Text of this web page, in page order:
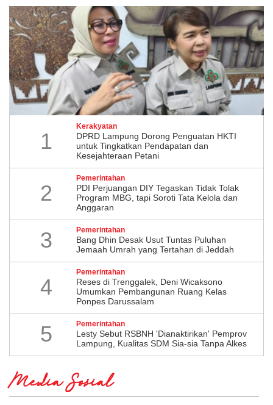
1
Kerakyatan
DPRD Lampung Dorong Penguatan HKTI
untuk Tingkatkan Pendapatan dan
Kesejahteraan Petani
2
Pemerintahan
PDI Perjuangan DIY Tegaskan Tidak Tolak
Program MBG, tapi Soroti Tata Kelola dan
Anggaran
3 Pemerintahan
Bang Dhin Desak Usut Tuntas Puluhan
Jemaah Umrah yang Tertahan di Jeddah
4
Pemerintahan
​Reses di Trenggalek, Deni Wicaksono
Umumkan Pembangunan Ruang Kelas
Ponpes Darussalam
5 Pemerintahan
Lesty Sebut RSBNH 'Dianaktirikan' Pemprov
Lampung, Kualitas SDM Sia-sia Tanpa Alkes
Media Sosial